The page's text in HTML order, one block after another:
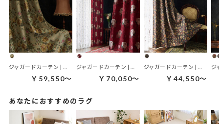
￥59,550～ ￥70,050～ ￥44,550～
あなたにおすすめのラグ